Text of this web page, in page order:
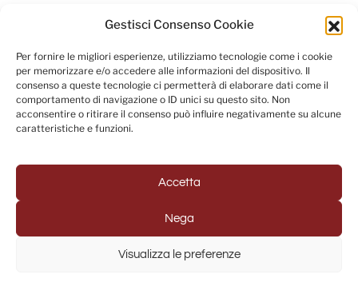
Gestisci Consenso Cookie
Per fornire le migliori esperienze, utilizziamo tecnologie come i cookie
per memorizzare e/o accedere alle informazioni del dispositivo. Il
consenso a queste tecnologie ci permetterà di elaborare dati come il
comportamento di navigazione o ID unici su questo sito. Non
acconsentire o ritirare il consenso può influire negativamente su alcune
caratteristiche e funzioni.
Accetta
Nega
Visualizza le preferenze
Redazione
Categorie
Link utili
Seguici sui social